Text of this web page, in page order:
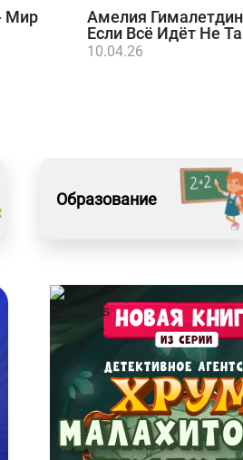
Мир
Амелия
Если Всё Идёт Не
10.04.26
Образование